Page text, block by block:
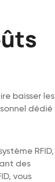
baisser les
dédié
RFID,
des
vous